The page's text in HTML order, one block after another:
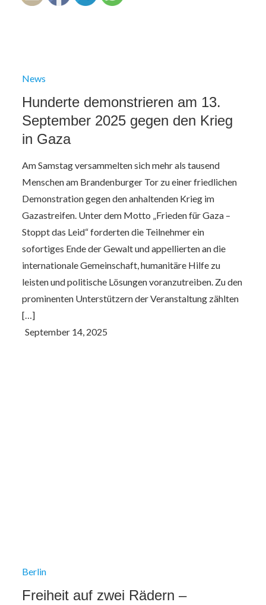
News
Hunderte demonstrieren am 13.
September 2025 gegen den Krieg
in Gaza
Am Samstag versammelten sich mehr als tausend
Menschen am Brandenburger Tor zu einer friedlichen
Demonstration gegen den anhaltenden Krieg im
Gazastreifen. Unter dem Motto „Frieden für Gaza –
Stoppt das Leid“ forderten die Teilnehmer ein
sofortiges Ende der Gewalt und appellierten an die
internationale Gemeinschaft, humanitäre Hilfe zu
leisten und politische Lösungen voranzutreiben. Zu den
prominenten Unterstützern der Veranstaltung zählten
[…]
Berlin
Freiheit auf zwei Rädern –